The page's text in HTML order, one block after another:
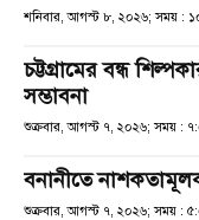
শনিবার, আগস্ট ৮, ২০২৬; সময় :
চট্টগ্রামের বন্ধ
সম্ভাবনা
শুক্রবার, আগস্ট ৭, ২০২৬; সময় :
বনানীতে
শুক্রবার, আগস্ট ৭, ২০২৬; সময় :